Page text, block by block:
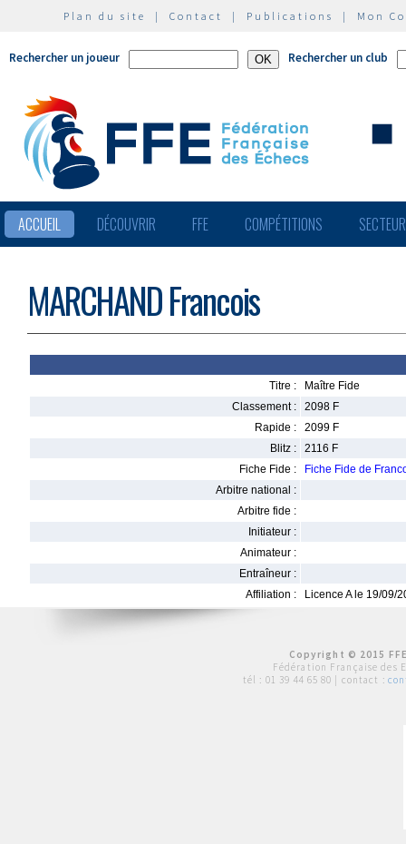
Plan du site | Contact | Publications | Mon
Rechercher un joueur Rechercher un club
ACCUEIL DÉCOUVRIR FFE COMPÉTITIONS
MARCHAND Francois
Titre :
Maître Fide
Classement :
2098 F
Rapide :
2099 F
Blitz :
2116 F
Fiche Fide :
Fiche Fide de
Arbitre national :
Arbitre fide :
Initiateur :
Animateur :
Entraîneur :
Affiliation :
Licence A le 19/09/
Copyright © 2015
Fédération Française des
tél : 01 39 44 65 80 | contact :